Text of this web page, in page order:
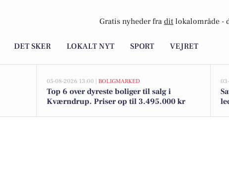
Gratis nyheder fra dit lokalområde -
DET SKER LOKALT NYT SPORT VEJRET
05-08-2026 13:00 | BOLIGMARKED
Top 6 over dyreste boliger til salg i
Kværndrup. Priser op til 3.495.000 kr